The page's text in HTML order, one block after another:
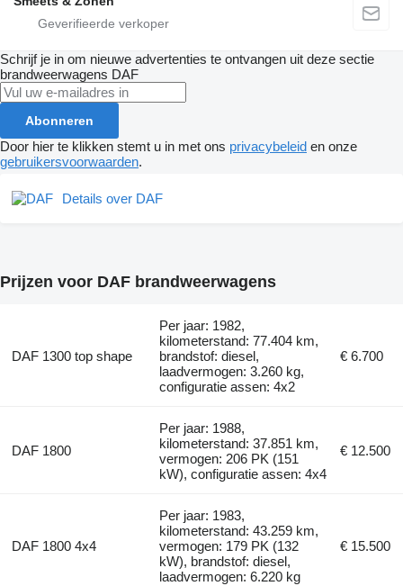
Schrijf je in om nieuwe advertenties te ontvangen uit deze sectie
brandweerwagens DAF
Abonneren
Door hier te klikken stemt u in met ons privacybeleid en onze
gebruikersvoorwaarden.
Details over DAF
Prijzen voor DAF brandweerwagens
DAF 1300 top shape
Per jaar: 1982,
kilometerstand: 77.404 km,
brandstof: diesel,
laadvermogen: 3.260 kg,
configuratie assen: 4x2
€ 6.700
DAF 1800
Per jaar: 1988,
kilometerstand: 37.851 km,
vermogen: 206 PK (151
kW), configuratie assen: 4x4
€ 12.500
DAF 1800 4x4
Per jaar: 1983,
kilometerstand: 43.259 km,
vermogen: 179 PK (132
kW), brandstof: diesel,
laadvermogen: 6.220 kg
€ 15.500